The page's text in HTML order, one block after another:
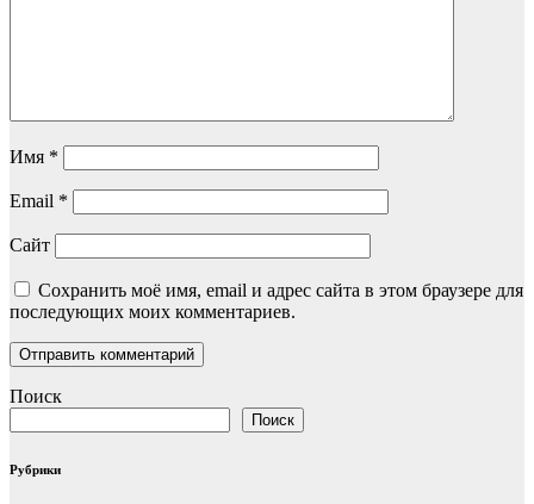
Имя *
Email *
Сайт
Сохранить моё имя, email и адрес сайта в этом браузере для
последующих моих комментариев.
Поиск
Поиск
Рубрики